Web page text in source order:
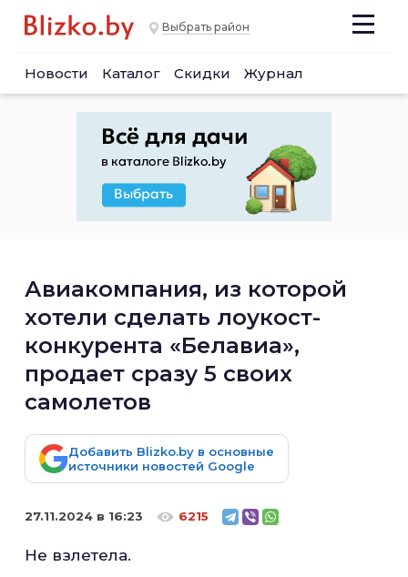
Выбрать район
Новости Каталог Скидки Журнал
Авиакомпания, из которой
хотели сделать лоукост-
конкурента «Белавиа»,
продает сразу 5 своих
самолетов
Добавить Blizko.by в основные
источники новостей Google
27.11.2024 в 16:23 6215
Не взлетела.